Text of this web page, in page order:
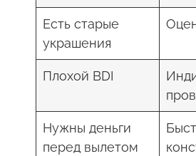
Есть старые
украшения
Плохой BDI
Нужны деньги
перед вылетом